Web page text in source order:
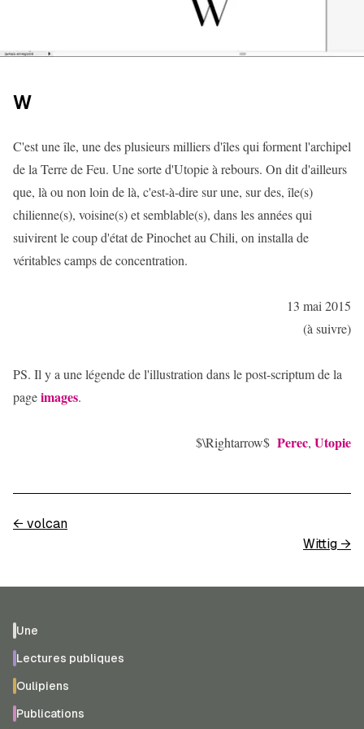
W
C'est une île, une des plusieurs milliers d'îles qui forment l'archipel
de la Terre de Feu. Une sorte d'Utopie à rebours. On dit d'ailleurs
que, là ou non loin de là, c'est-à-dire sur une, sur des, île(s)
chilienne(s), voisine(s) et semblable(s), dans les années qui
suivirent le coup d'état de Pinochet au Chili, on installa de
véritables camps de concentration.
13 mai 2015
(à suivre)
PS. Il y a une légende de l'illustration dans le post-scriptum de la
pageimages.
$\Rightarrow$ Perec, Utopie
← volcan
Wittig →
Une
Lectures publiques
Oulipiens
Publications